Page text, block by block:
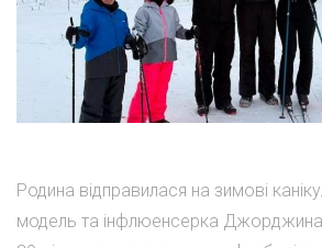
Родина відправилася на зимові
модель та інфлюенсерка Джорджина